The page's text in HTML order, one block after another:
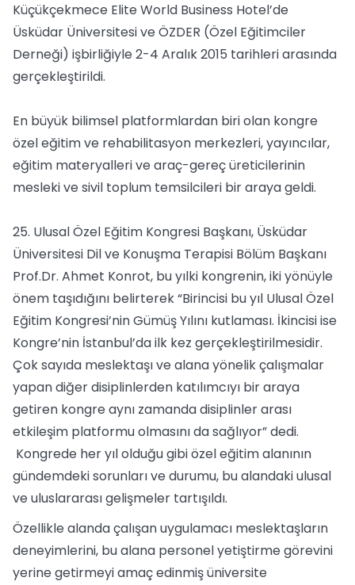
Küçükçekmece Elite World Business Hotel’de
Üsküdar Üniversitesi ve ÖZDER (Özel Eğitimciler
Derneği) işbirliğiyle 2-4 Aralık 2015 tarihleri arasında
gerçekleştirildi.
En büyük bilimsel platformlardan biri olan kongre
özel eğitim ve rehabilitasyon merkezleri, yayıncılar,
eğitim materyalleri ve araç-gereç üreticilerinin
mesleki ve sivil toplum temsilcileri bir araya geldi.
25. Ulusal Özel Eğitim Kongresi Başkanı, Üsküdar
Üniversitesi Dil ve Konuşma Terapisi Bölüm Başkanı
Prof.Dr. Ahmet Konrot, bu yılki kongrenin, iki yönüyle
önem taşıdığını belirterek “Birincisi bu yıl Ulusal Özel
Eğitim Kongresi’nin Gümüş Yılını kutlaması. İkincisi ise
Kongre’nin İstanbul’da ilk kez gerçekleştirilmesidir.
Çok sayıda meslektaşı ve alana yönelik çalışmalar
yapan diğer disiplinlerden katılımcıyı bir araya
getiren kongre aynı zamanda disiplinler arası
etkileşim platformu olmasını da sağlıyor” dedi.
Kongrede her yıl olduğu gibi özel eğitim alanının
gündemdeki sorunları ve durumu, bu alandaki ulusal
ve uluslararası gelişmeler tartışıldı.
Özellikle alanda çalışan uygulamacı meslektaşların
deneyimlerini, bu alana personel yetiştirme görevini
yerine getirmeyi amaç edinmiş üniversite